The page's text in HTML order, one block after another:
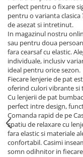
perfect pentru o fixare
pentru o varianta clasica
de asezat si intretinut.
In magazinul nostru
sau pentru doua
fara cearsaf cu elastic.
individuale, inclusiv
ideal pentru orice sezon.
Fiecare lenjerie de pat
oferind culori vibrante si
Cu lenjerii de pat
perfect intre design,
Comanda rapid de pe
spatiu de relaxare cu
fara elastic si materiale
confortabil. Casimi
somn odihnitor in